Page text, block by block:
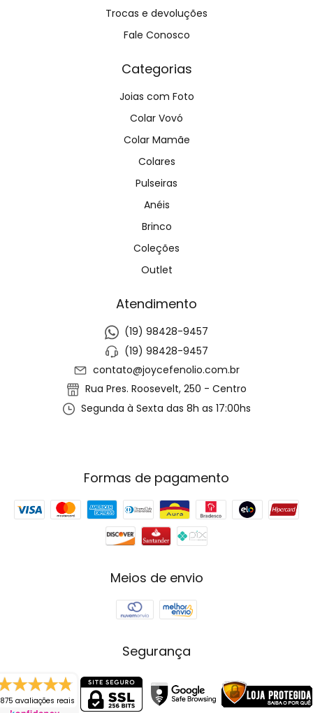
Trocas e devoluções
Fale Conosco
Categorias
Joias com Foto
Colar Vovó
Colar Mamãe
Colares
Pulseiras
Anéis
Brinco
Coleções
Outlet
Atendimento
(19) 98428-9457
(19) 98428-9457
contato@joycefenolio.com.br
Rua Pres. Roosevelt, 250 - Centro
Segunda à Sexta das 8h as 17:00hs
Formas de pagamento
Meios de envio
Segurança
avaliações reais